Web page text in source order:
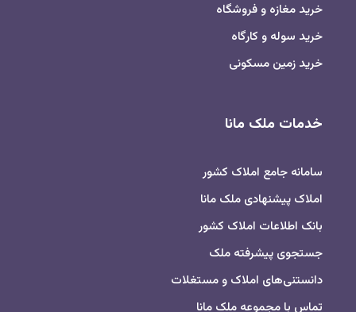
خرید مغازه و فروشگاه
خرید سوله و کارگاه
خرید زمین مسکونی
خدمات ملک مانا
سامانه جامع املاک کشور
املاک پیشنهادی ملک مانا
بانک اطلاعات املاک کشور
جستجوی پیشرفته ملک
دانستنی‌های املاک و مستغلات
تماس با مجموعه ملک مانا